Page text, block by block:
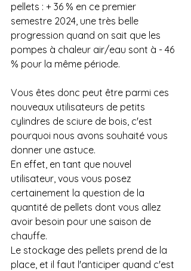
pellets : + 36 % en ce premier
semestre 2024, une très belle
progression quand on sait que les
pompes à chaleur air/eau sont à - 46
% pour la même période.
Vous êtes donc peut être parmi ces
nouveaux utilisateurs de petits
cylindres de sciure de bois, c'est
pourquoi nous avons souhaité vous
donner une astuce.
En effet, en tant que nouvel
utilisateur, vous vous posez
certainement la question de la
quantité de pellets dont vous allez
avoir besoin pour une saison de
chauffe.
Le stockage des pellets prend de la
place, et il faut l'anticiper quand c'est